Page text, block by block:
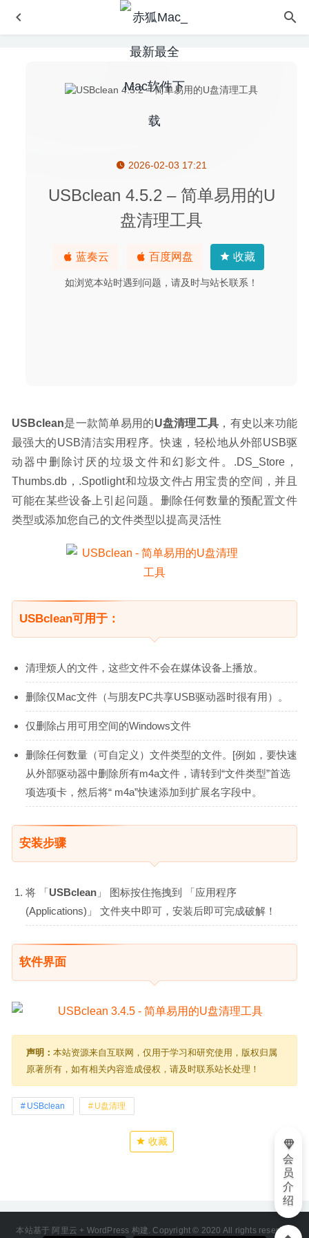
2026-02-03 17:21
USBclean 4.5.2 – 简单易用的U
盘清理工具
蓝奏云 百度网盘 收藏
如浏览本站时遇到问题，请及时与站长联系！
USBclean是一款简单易用的U盘清理工具 ，有史以来功能
最强大的USB清洁实用程序。快速，轻松地从外部USB驱
动器中删除讨厌的垃圾文件和幻影文件。.DS_Store，
Thumbs.db，.Spotlight和垃圾文件占用宝贵的空间，并且
可能在某些设备上引起问题。删除任何数量的预配置文件
类型或添加您自己的文件类型以提高灵活性
USBclean可用于：
清理烦人的文件，这些文件不会在媒体设备上播放。
删除仅Mac文件（与朋友PC共享USB驱动器时很有用）。
仅删除占用可用空间的Windows文件
删除任何数量（可自定义）文件类型的文件。[例如，要快速
从外部驱动器中删除所有m4a文件，请转到“文件类型”首选
项选项卡，然后将“ m4a”快速添加到扩展名字段中。
安装步骤
将 「USBclean 」 图标按住拖拽到 「应用程序
(Applications)」 文件夹中即可，安装后即可完成破解！
软件界面
声明： 本站资源来自互联网，仅用于学习和研究使用，版权归属
原著所有，如有相关内容造成侵权，请及时联系站长处理！
USBclean U盘清理
收藏
本站基于 阿里云 + WordPress 构建. Copyright © 2020 All rights reserved
会
员
介
绍
Tipard Total Media Converter 9.1.50 – 实用的媒体视频格
The Clock 4.9.11 中文版-菜单栏上的世界时钟日历软件
Tuxera NTFS 2023.1 中文版 – 优秀的Mac读写NTFS磁盘
2025-02-04
Klokki 1.2.0 – 基于规则的时间自动化跟踪的软件 2020-04-